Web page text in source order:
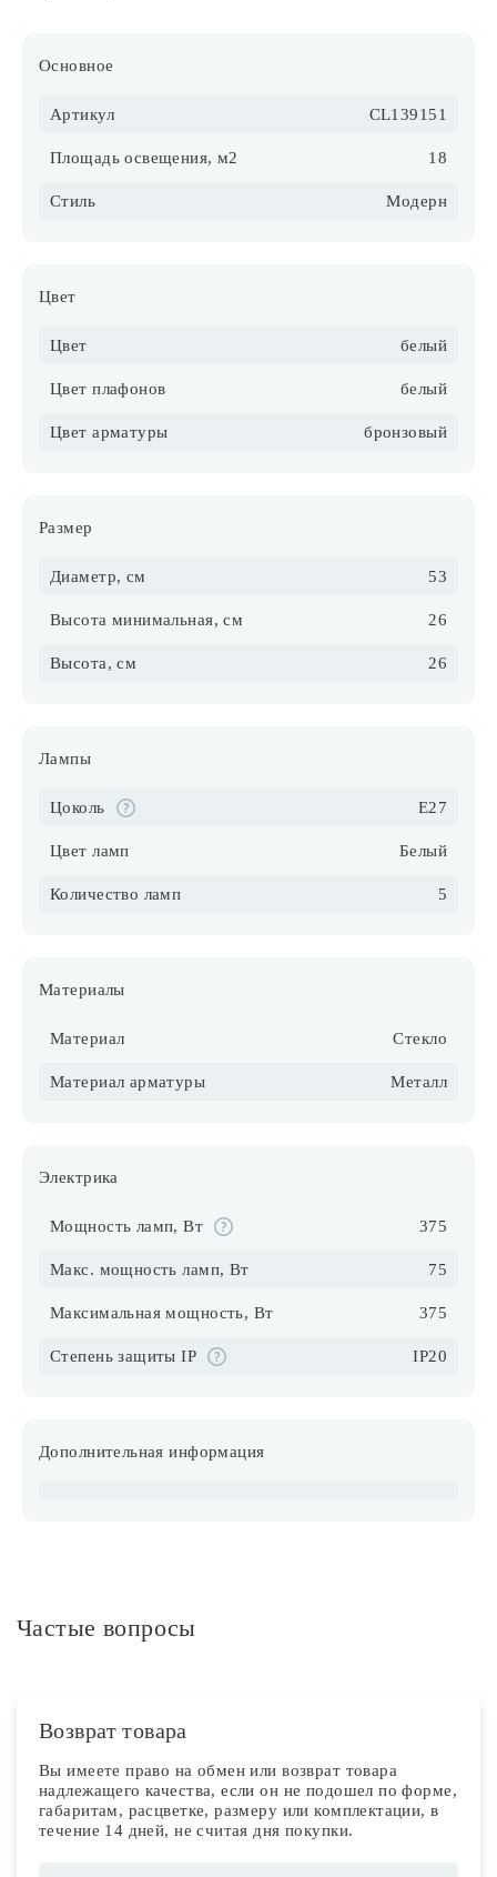
Основное
Артикул CL139151
Площадь освещения, м2 18
Стиль Модерн
Цвет
Цвет белый
Цвет плафонов белый
Цвет арматуры бронзовый
Размер
Диаметр, см 53
Высота минимальная, см 26
Высота, см 26
Лампы
Цоколь E27
Цвет ламп Белый
Количество ламп 5
Материалы
Материал Стекло
Материал арматуры Металл
Электрика
Мощность ламп, Вт 375
Макс. мощность ламп, Вт 75
Максимальная мощность, Вт 375
Степень защиты IP IP20
Дополнительная информация
Частые вопросы
Возврат товара
Вы имеете право на обмен или возврат товара
надлежащего качества, если он не подошел по форме,
габаритам, расцветке, размеру или комплектации, в
течение 14 дней, не считая дня покупки.